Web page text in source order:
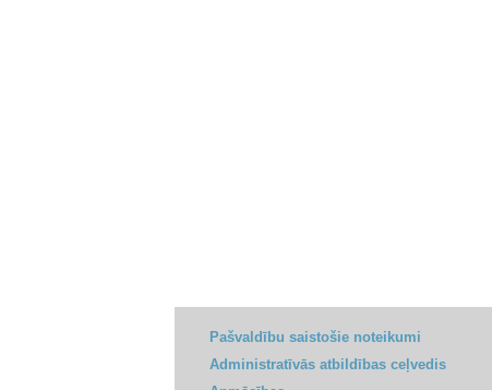
Pašvaldību saistošie noteikumi
Administratīvās atbildības ceļvedis